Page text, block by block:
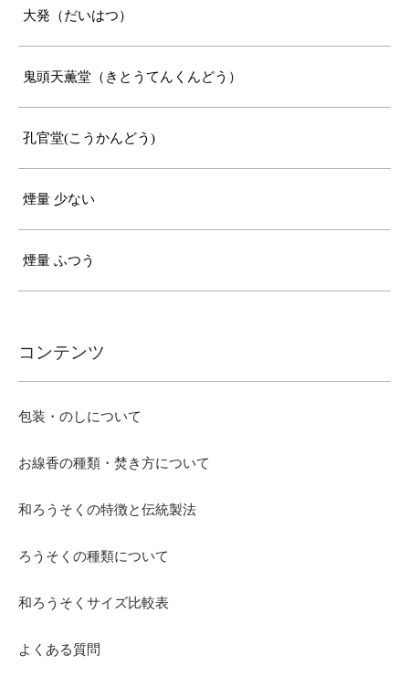
大発（だいはつ）
鬼頭天薫堂（きとうてんくんどう）
孔官堂(こうかんどう)
煙量 少ない
煙量 ふつう
コンテンツ
包装・のしについて
お線香の種類・焚き方について
和ろうそくの特徴と伝統製法
ろうそくの種類について
和ろうそくサイズ比較表
よくある質問